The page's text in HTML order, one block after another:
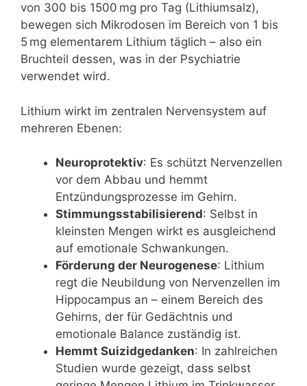
von 300 bis 1500 mg pro Tag (Lithiumsalz),
bewegen sich Mikrodosen im Bereich von 1 bis
5 mg elementarem Lithium täglich – also ein
Bruchteil dessen, was in der Psychiatrie
verwendet wird.
Lithium wirkt im zentralen Nervensystem auf
mehreren Ebenen:
Neuroprotektiv: Es schützt Nervenzellen
vor dem Abbau und hemmt
Entzündungsprozesse im Gehirn.
Stimmungsstabilisierend: Selbst in
kleinsten Mengen wirkt es ausgleichend
auf emotionale Schwankungen.
Förderung der Neurogenese: Lithium
regt die Neubildung von Nervenzellen im
Hippocampus an – einem Bereich des
Gehirns, der für Gedächtnis und
emotionale Balance zuständig ist.
Hemmt Suizidgedanken: In zahlreichen
Studien wurde gezeigt, dass selbst